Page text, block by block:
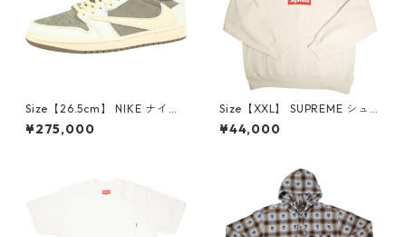
Size【26.5cm】 NIKE ナイキ
×Travis Scott AIR JORDAN 1
LOW Reverse Mocha DM786
¥275,000
Size【XXL】 SUPREME シュ
プリーム 24AW Box Logo Ho
oded Sweatshirt Stone ボッ
¥44,000